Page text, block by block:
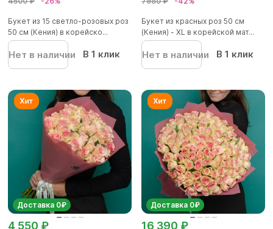
Букет из 15 светло-розовых роз
50 см (Кения) в корейско...
Нет в наличии В 1 клик
Букет из красных роз 50 см
(Кения) - XL в корейской мат...
Нет в наличии В 1 клик
Доставка 0₽
4 550 ₽
Доставка 0₽
16 390 ₽